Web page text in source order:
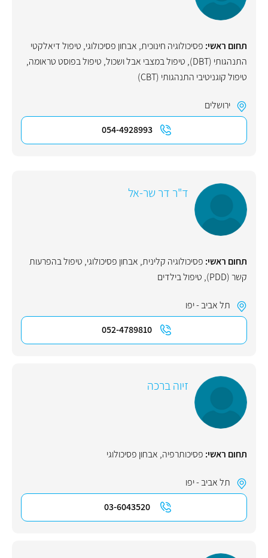
תחום ראשי: פסיכולוגיה חינוכית, אבחון פסיכולוגי, טיפול דיאלקטי
התנהגותי (DBT)
, טיפול במצבי אבל ושכול, טיפול בפוסט טראומה,
טיפול קוגניטיבי התנהגותי (CBT)
ירושלים
054-4928993
ד"ר דר שר-אל
תחום ראשי: פסיכולוגיה קלינית, אבחון פסיכולוגי, טיפול בהפרעות
קשר (PDD)
, טיפול בילדים
תל אביב - יפו
052-4789810
זיוה ברכה
תחום ראשי: פסיכותרפיה, אבחון פסיכולוגי
תל אביב - יפו
03-6043520